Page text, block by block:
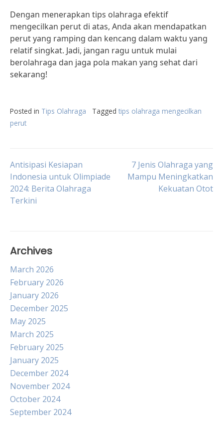
Dengan menerapkan tips olahraga efektif
mengecilkan perut di atas, Anda akan mendapatkan
perut yang ramping dan kencang dalam waktu yang
relatif singkat. Jadi, jangan ragu untuk mulai
berolahraga dan jaga pola makan yang sehat dari
sekarang!
Posted in Tips Olahraga Tagged tips olahraga mengecilkan
perut
Post
navigation
Antisipasi Kesiapan
Indonesia untuk Olimpiade
2024: Berita Olahraga
Terkini
7 Jenis Olahraga yang
Mampu Meningkatkan
Kekuatan Otot
Archives
March 2026
February 2026
January 2026
December 2025
May 2025
March 2025
February 2025
January 2025
December 2024
November 2024
October 2024
September 2024